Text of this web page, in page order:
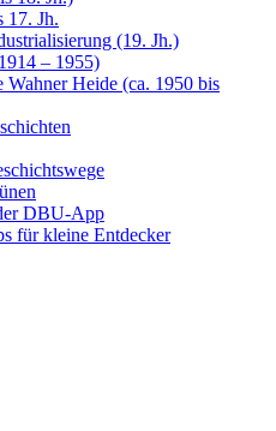
17. Jh.
(19. Jh.)
– 1955)
Wahner Heide (ca. 1950 bis
DBU-App
für kleine Entdecker